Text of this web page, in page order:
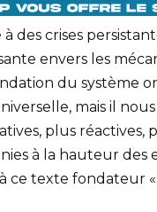
des crises
envers les
du système
mais il
plus réactives,
à la hauteur
ce texte fondateur